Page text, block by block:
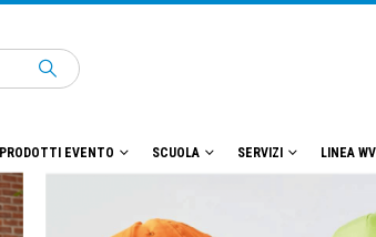
PRODOTTI EVENTO SCUOLA SERVIZI LINEA